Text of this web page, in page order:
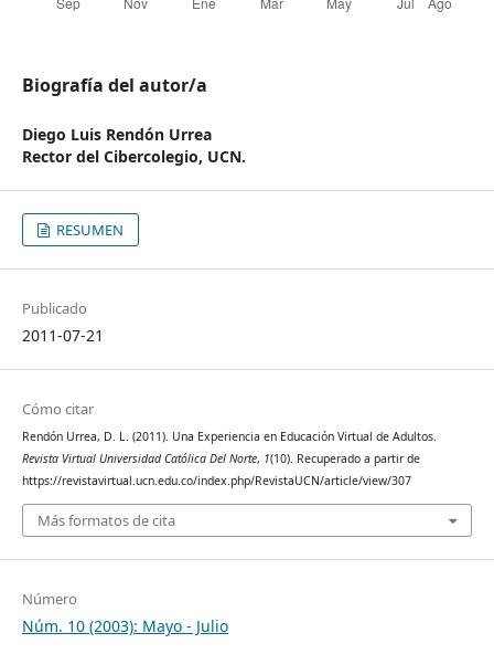
Biografía del autor/a
Diego Luis Rendón Urrea
Rector del Cibercolegio, UCN.
RESUMEN
Publicado
2011-07-21
Cómo citar
Rendón Urrea, D. L. (2011). Una Experiencia en Educación Virtual de Adultos.
Revista Virtual Universidad Católica Del Norte, 1(10). Recuperado a partir de
https://revistavirtual.ucn.edu.co/index.php/RevistaUCN/article/view/307
Más formatos de cita
Número
Núm. 10 (2003): Mayo - Julio